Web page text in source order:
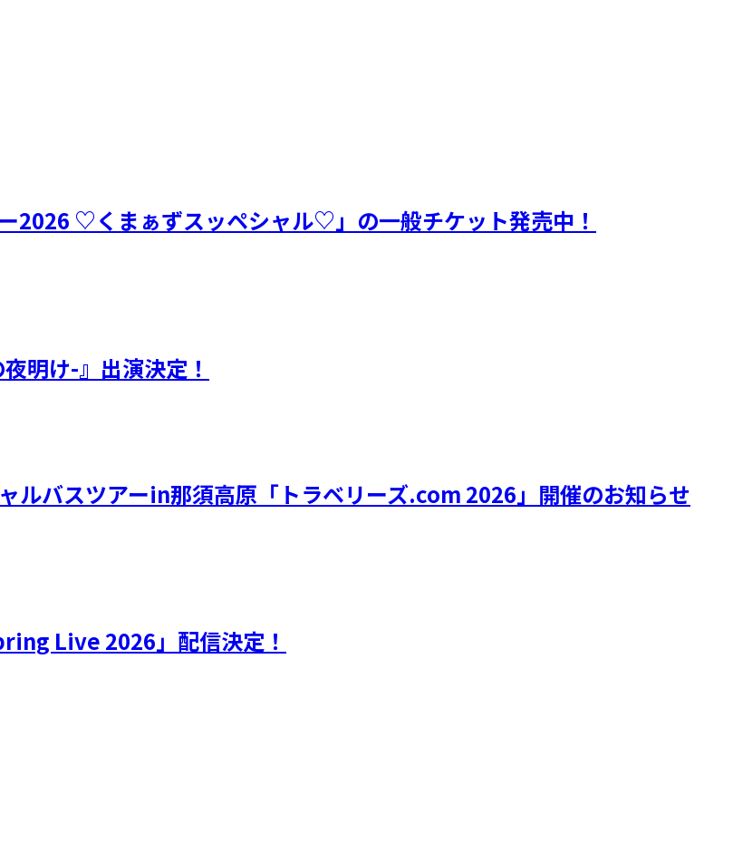
2026 ♡くまぁずスッペシャル♡」の一般チケット発売中！
明け-』出演決定！
ルバスツアーin那須高原「トラベリーズ.com 2026」開催のお知らせ
Live 2026」配信決定！